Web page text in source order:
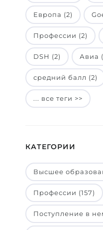
Европа (2)
Профессии (2)
DSH (2) Авиа
средний балл (2)
... все теги >>
КАТЕГОРИИ
Высшее
Профессии (157)
Поступление в